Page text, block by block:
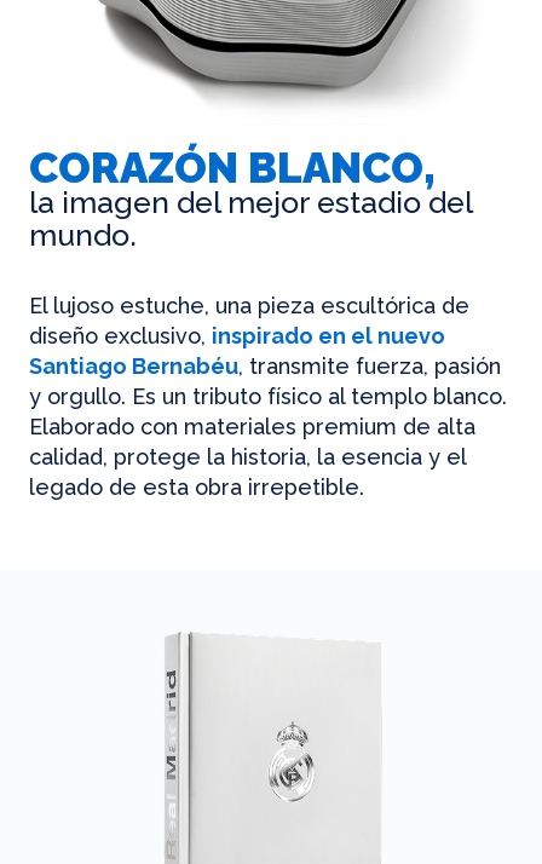
CORAZÓN BLANCO,
la imagen del mejor estadio del
mundo.
El lujoso estuche, una pieza escultórica de
diseño exclusivo, inspirado en el nuevo
Santiago Bernabéu, transmite fuerza, pasión
y orgullo. Es un tributo físico al templo blanco.
Elaborado con materiales premium de alta
calidad, protege la historia, la esencia y el
legado de esta obra irrepetible.